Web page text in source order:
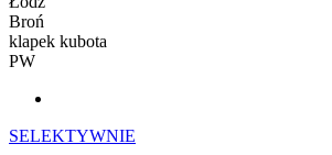
Broń
klapek kubota
PW
SELEKTYWNIE